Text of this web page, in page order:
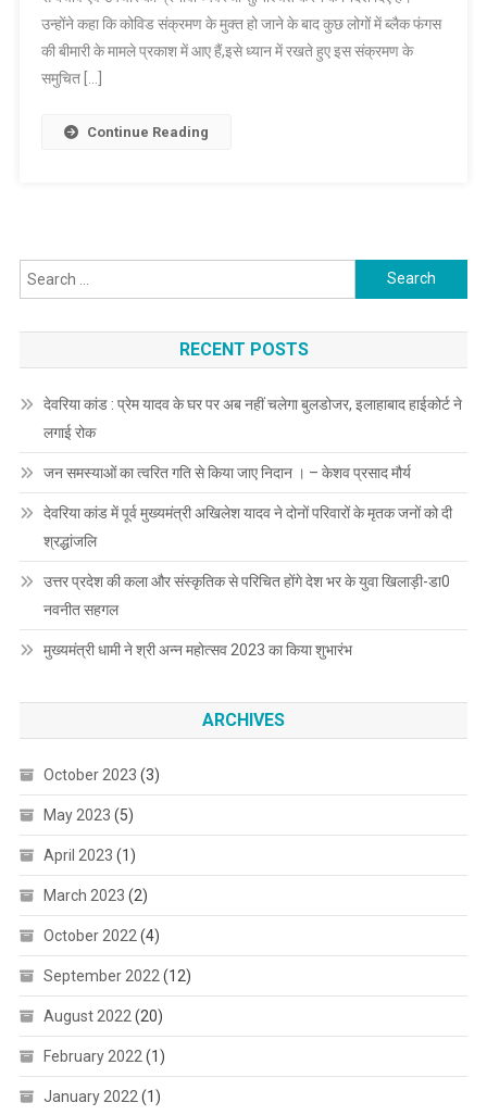
के
उपचार
उन्होंने कहा कि कोविड संक्रमण के मुक्त हो जाने के बाद कुछ लोगों में ब्लैक फंगस
की बीमारी के मामले प्रकाश में आए हैं,इसे ध्यान में रखते हुए इस संक्रमण के
समुचित […]
Continue Reading
Search
for:
RECENT POSTS
देवरिया कांड : प्रेम यादव के घर पर अब नहीं चलेगा बुलडोजर, इलाहाबाद हाईकोर्ट ने
लगाई रोक
जन समस्याओं का त्वरित गति से किया जाए निदान । – केशव प्रसाद मौर्य
देवरिया कांड में पूर्व मुख्यमंत्री अखिलेश यादव ने दोनों परिवारों के मृतक जनों को दी
श्रद्धांजलि
उत्तर प्रदेश की कला और संस्कृतिक से परिचित होंगे देश भर के युवा खिलाड़ी-डा0
नवनीत सहगल
मुख्यमंत्री धामी ने श्री अन्न महोत्सव 2023 का किया शुभारंभ
ARCHIVES
October 2023 (3)
May 2023 (5)
April 2023 (1)
March 2023 (2)
October 2022 (4)
September 2022 (12)
August 2022 (20)
February 2022 (1)
January 2022 (1)